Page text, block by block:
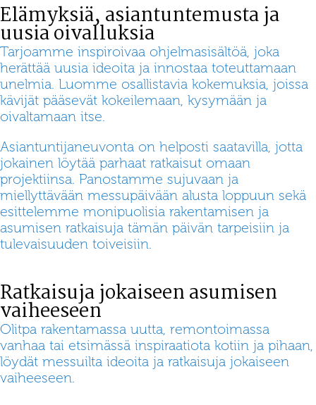
Elämyksiä, asiantuntemusta ja
uusia oivalluksia
Tarjoamme inspiroivaa ohjelmasisältöä, joka
herättää uusia ideoita ja innostaa toteuttamaan
unelmia. Luomme osallistavia kokemuksia, joissa
kävijät pääsevät kokeilemaan, kysymään ja
oivaltamaan itse.
Asiantuntijaneuvonta on helposti saatavilla, jotta
jokainen löytää parhaat ratkaisut omaan
projektiinsa. Panostamme sujuvaan ja
miellyttävään messupäivään alusta loppuun sekä
esittelemme monipuolisia rakentamisen ja
asumisen ratkaisuja tämän päivän tarpeisiin ja
tulevaisuuden toiveisiin.
Ratkaisuja jokaiseen asumisen
vaiheeseen
Olitpa rakentamassa uutta, remontoimassa
vanhaa tai etsimässä inspiraatiota kotiin ja pihaan,
löydät messuilta ideoita ja ratkaisuja jokaiseen
vaiheeseen.